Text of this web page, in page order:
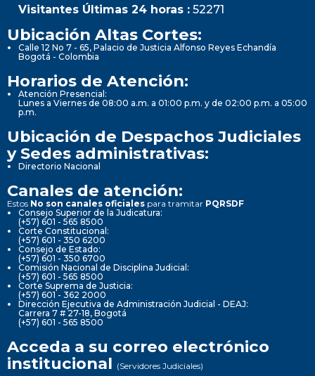
Visitantes Últimas 24 horas : 52271
Ubicación Altas Cortes:
Calle 12 No 7 - 65, Palacio de Justicia Alfonso Reyes Echandía
Bogotá - Colombia
Horarios de Atención:
Atención Presencial:
Lunes a Viernes de 08:00 a.m. a 01:00 p.m. y de 02:00 p.m. a 05:00
p.m.
Ubicación de Despachos Judiciales
y Sedes administrativas:
Directorio Nacional
Canales de atención:
Estos No son canales oficiales para tramitar PQRSDF
Consejo Superior de la Judicatura:
(+57) 601 - 565 8500
Corte Constitucional:
(+57) 601 - 350 6200
Consejo de Estado:
(+57) 601 - 350 6700
Comisión Nacional de Disciplina Judicial:
(+57) 601 - 565 8500
Corte Suprema de Justicia:
(+57) 601 - 362 2000
Dirección Ejecutiva de Administración Judicial - DEAJ:
Carrera 7 # 27-18, Bogotá
(+57) 601 - 565 8500
Acceda a su correo electrónico
institucional (Servidores Judiciales)